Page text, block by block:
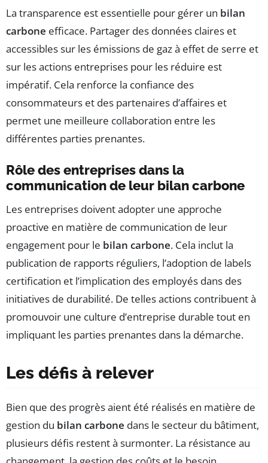
La transparence est essentielle pour gérer un bilan
carbone efficace. Partager des données claires et
accessibles sur les émissions de gaz à effet de serre et
sur les actions entreprises pour les réduire est
impératif. Cela renforce la confiance des
consommateurs et des partenaires d’affaires et
permet une meilleure collaboration entre les
différentes parties prenantes.
Rôle des entreprises dans la
communication de leur bilan carbone
Les entreprises doivent adopter une approche
proactive en matière de communication de leur
engagement pour le bilan carbone. Cela inclut la
publication de rapports réguliers, l’adoption de labels
certification et l’implication des employés dans des
initiatives de durabilité. De telles actions contribuent à
promouvoir une culture d’entreprise durable tout en
impliquant les parties prenantes dans la démarche.
Les défis à relever
Bien que des progrès aient été réalisés en matière de
gestion du bilan carbone dans le secteur du bâtiment,
plusieurs défis restent à surmonter. La résistance au